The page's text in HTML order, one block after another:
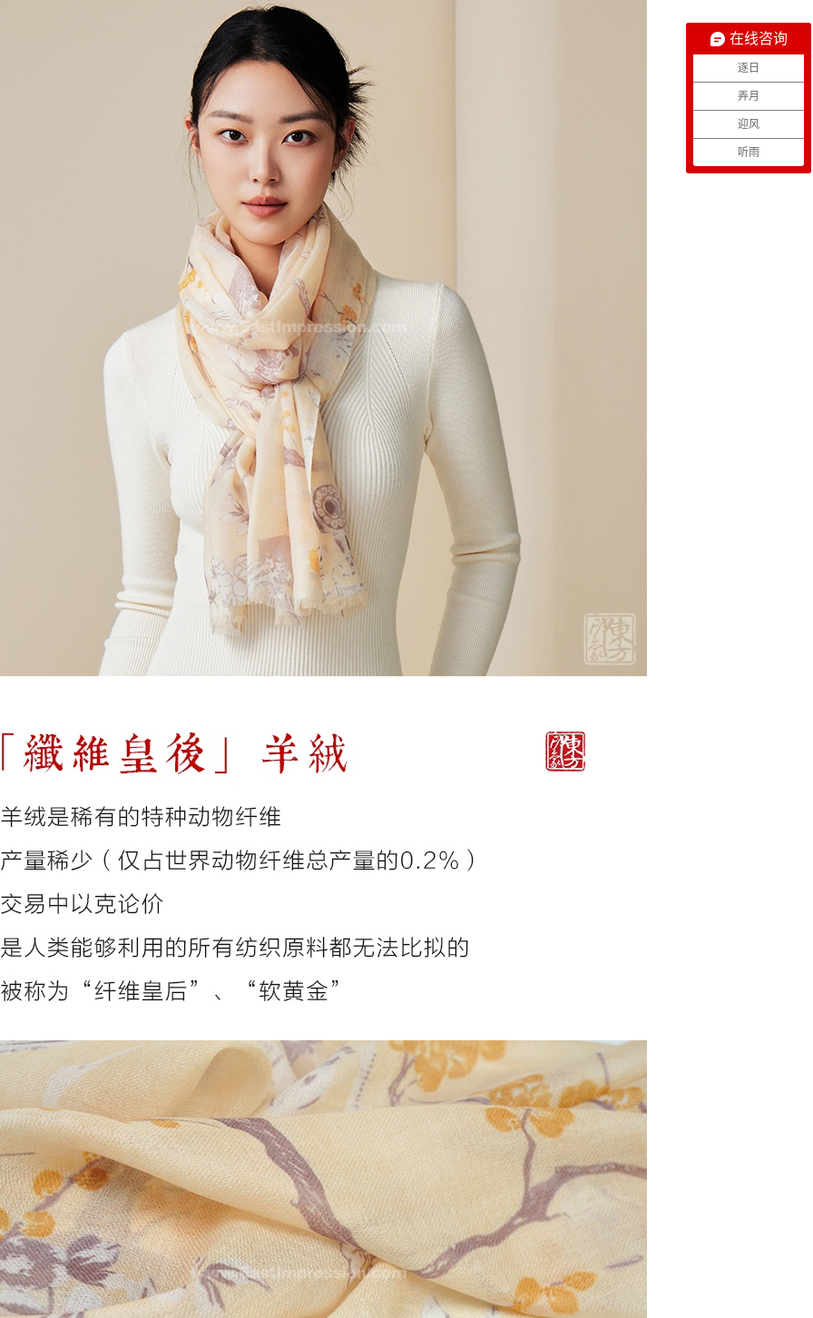
在线咨询
逐日
弄月
迎风
听雨